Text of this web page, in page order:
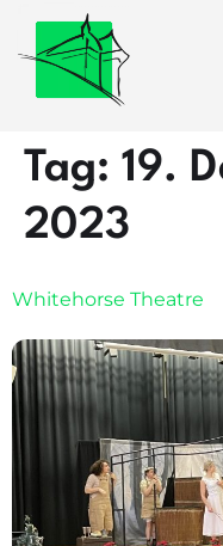
Tag: 19.
2023
Whitehorse Theatre